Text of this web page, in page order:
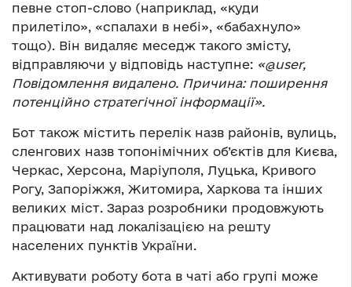
певне стоп-слово (наприклад, «куди
прилетіло», «спалахи в небі», «бабахнуло»
тощо). Він видаляє меседж такого змісту,
відправляючи у відповідь наступне: «@user,
Повідомлення видалено. Причина: поширення
потенційно стратегічної інформації».
Бот також містить перелік назв районів, вулиць,
сленгових назв топонімічних об’єктів для Києва,
Черкас, Херсона, Маріуполя, Луцька, Кривого
Рогу, Запоріжжя, Житомира, Харкова та інших
великих міст. Зараз розробники продовжують
працювати над локалізацією на решту
населених пунктів України.
Активувати роботу бота в чаті або групі може